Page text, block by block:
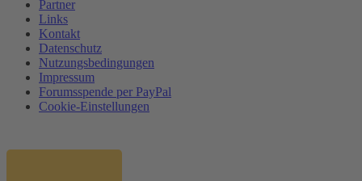
Partner
Links
Kontakt
Datenschutz
Nutzungsbedingungen
Impressum
Forumsspende per PayPal
Cookie-Einstellungen